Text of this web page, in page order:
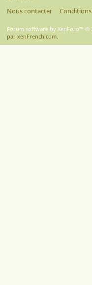
Nous contacter
Forum software by XenForo™ ©
par xenFrench.com.